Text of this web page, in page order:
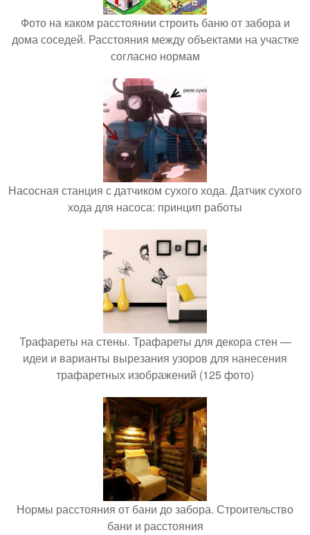
Фото на каком расстоянии строить баню от забора и
дома соседей. Расстояния между объектами на участке
согласно нормам
Насосная станция с датчиком сухого хода. Датчик сухого
хода для насоса: принцип работы
Трафареты на стены. Трафареты для декора стен —
идеи и варианты вырезания узоров для нанесения
трафаретных изображений (125 фото)
Нормы расстояния от бани до забора. Строительство
бани и расстояния